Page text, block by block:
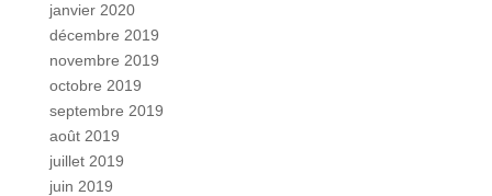
janvier 2020
décembre 2019
novembre 2019
octobre 2019
septembre 2019
août 2019
juillet 2019
juin 2019